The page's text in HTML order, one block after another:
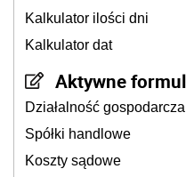
Kalkulator ilości dni
Kalkulator dat
Aktywne
Działalność gospodarcza
Spółki handlowe
Koszty sądowe